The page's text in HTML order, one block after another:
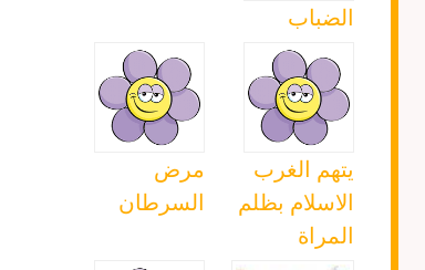
الضباب
مرض
السرطان
يتهم الغرب
الاسلام بظلم
المراة